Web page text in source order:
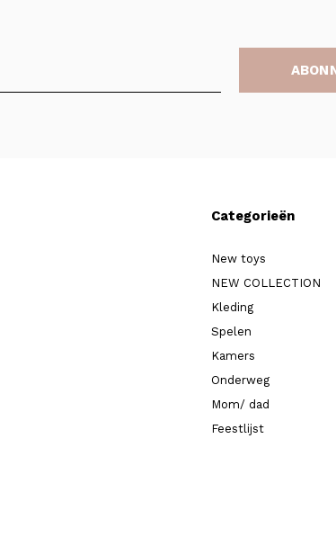
Categorieën
New toys
NEW COLLECTION
Kleding
Spelen
Kamers
Onderweg
Mom/ dad
Feestlijst